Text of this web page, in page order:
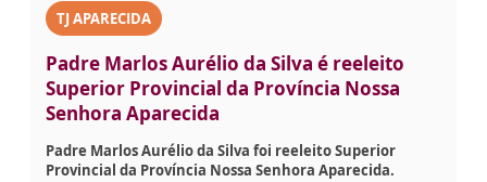
TJ APARECIDA
Padre Marlos Aurélio da Silva é reeleito
Superior Provincial da Província Nossa
Senhora Aparecida
Padre Marlos Aurélio da Silva foi reeleito Superior
Provincial da Província Nossa Senhora Aparecida.